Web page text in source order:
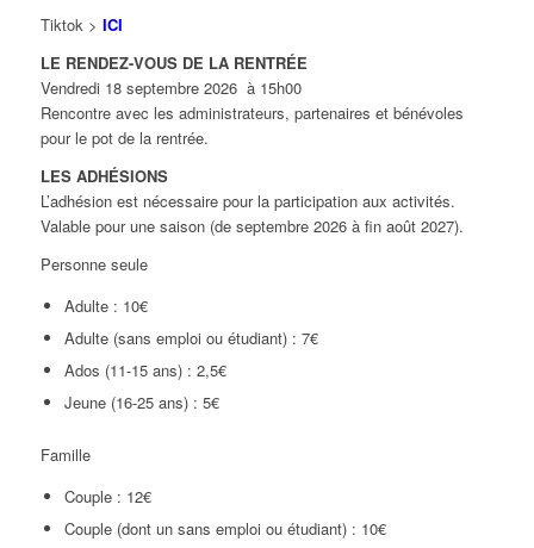
Tiktok > ICI
LE RENDEZ-VOUS DE LA RENTRÉE
Vendredi 18 septembre 2026 à 15h00
Rencontre avec les administrateurs, partenaires et bénévoles
pour le pot de la rentrée.
LES ADHÉSIONS
L’adhésion est nécessaire pour la participation aux activités.
Valable pour une saison (de septembre 2026 à fin août 2027).
Personne seule
Adulte : 10€
Adulte (sans emploi ou étudiant) : 7€
Ados (11-15 ans) : 2,5€
Jeune (16-25 ans) : 5€
Famille
Couple : 12€
Couple (dont un sans emploi ou étudiant) : 10€